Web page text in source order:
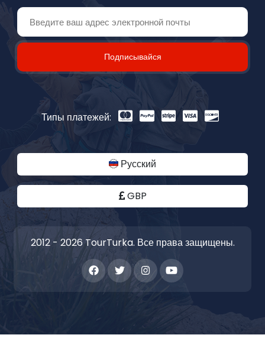
Подписывайся
Типы платежей:
Русский
GBP
2012 - 2026 TourTurka. Все права защищены.